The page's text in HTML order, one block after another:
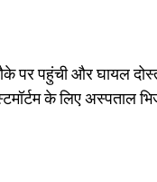
पर पहुंची और घायल
के लिए अस्पताल